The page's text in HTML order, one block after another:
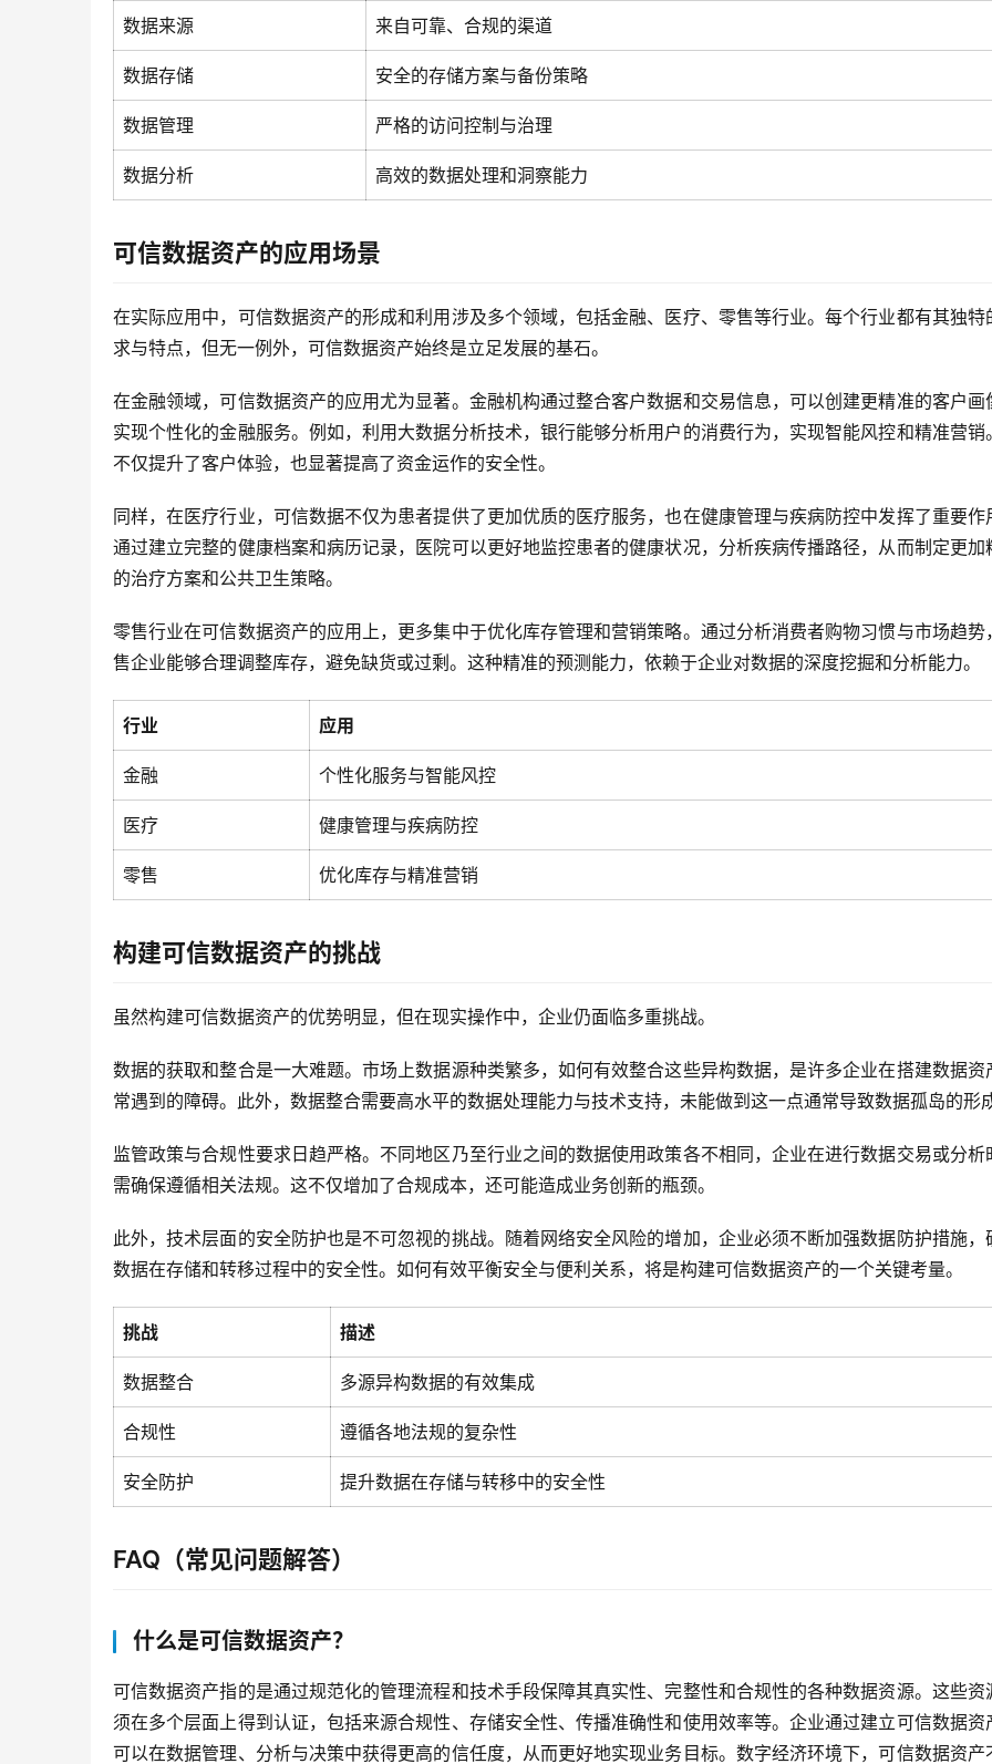
数据来源 来自可靠、合规的渠道
数据存储 安全的存储方案与备份策略
数据管理 严格的访问控制与治理
数据分析 高效的数据处理和洞察能力
可信数据资产的应用场景
在实际应用中，可信数据资产的形成和利用涉及多个领域，包括金融、医疗、零售等行业。每个行业都有其独特
求与特点，但无一例外，可信数据资产始终是立足发展的基石。
在金融领域，可信数据资产的应用尤为显著。金融机构通过整合客户数据和交易信息，可以创建更精准的客户画
实现个性化的金融服务。例如，利用大数据分析技术，银行能够分析用户的消费行为，实现智能风控和精准营销
不仅提升了客户体验，也显著提高了资金运作的安全性。
同样，在医疗行业，可信数据不仅为患者提供了更加优质的医疗服务，也在健康管理与疾病防控中发挥了重要作
通过建立完整的健康档案和病历记录，医院可以更好地监控患者的健康状况，分析疾病传播路径，从而制定更加
的治疗方案和公共卫生策略。
零售行业在可信数据资产的应用上，更多集中于优化库存管理和营销策略。通过分析消费者购物习惯与市场趋势
售企业能够合理调整库存，避免缺货或过剩。这种精准的预测能力，依赖于企业对数据的深度挖掘和分析能力。
行业 应用
金融 个性化服务与智能风控
医疗 健康管理与疾病防控
零售 优化库存与精准营销
构建可信数据资产的挑战
虽然构建可信数据资产的优势明显，但在现实操作中，企业仍面临多重挑战。
数据的获取和整合是一大难题。市场上数据源种类繁多，如何有效整合这些异构数据，是许多企业在搭建数据资
常遇到的障碍。此外，数据整合需要高水平的数据处理能力与技术支持，未能做到这一点通常导致数据孤岛的形成
监管政策与合规性要求日趋严格。不同地区乃至行业之间的数据使用政策各不相同，企业在进行数据交易或分析
需确保遵循相关法规。这不仅增加了合规成本，还可能造成业务创新的瓶颈。
此外，技术层面的安全防护也是不可忽视的挑战。随着网络安全风险的增加，企业必须不断加强数据防护措施，
数据在存储和转移过程中的安全性。如何有效平衡安全与便利关系，将是构建可信数据资产的一个关键考量。
挑战 描述
数据整合 多源异构数据的有效集成
合规性 遵循各地法规的复杂性
安全防护 提升数据在存储与转移中的安全性
FAQ（常见问题解答）
什么是可信数据资产？
可信数据资产指的是通过规范化的管理流程和技术手段保障其真实性、完整性和合规性的各种数据资源。这些资
须在多个层面上得到认证，包括来源合规性、存储安全性、传播准确性和使用效率等。企业通过建立可信数据资
可以在数据管理、分析与决策中获得更高的信任度，从而更好地实现业务目标。数字经济环境下，可信数据资产